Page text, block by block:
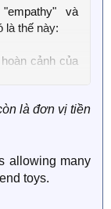
mà còn là sự
và
là thế này:
cảnh của
mà người
hiểu và quan
là đơn vị tiền
allowing many
toys.